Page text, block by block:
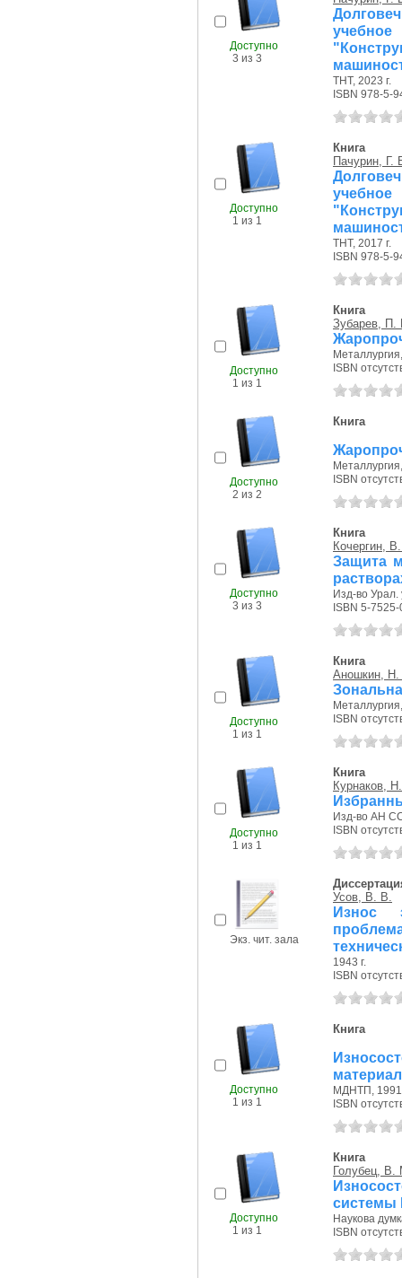
Доступно
3 из 3
ТНТ, 2023 г.
ISBN 978-5-
Доступно
1 из 1
Книга
Пачурин, Г.
ТНТ, 2017 г.
ISBN 978-5-
Доступно
1 из 1
Книга
Зубарев, П.
ISBN
Доступно
2 из 2
Книга
ISBN
Доступно
3 из 3
Книга
Кочергин,
Защита
Изд-во Урал.
ISBN 5-
Доступно
1 из 1
Книга
Аношкин,
ISBN
Доступно
1 из 1
Книга
Курнаков,
Изд-во АН
ISBN
Экз. чит. зала
Усов, В. В.
Износ
1943 г.
ISBN
Доступно
1 из 1
Книга
МДНТП, 1991
ISBN
Доступно
1 из 1
Книга
Голубец, В.
системы
Наукова
ISBN